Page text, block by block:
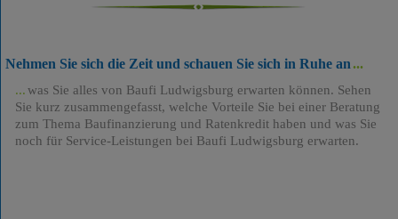
Nehmen Sie sich die Zeit und schauen Sie sich in Ruhe an
was Sie alles von Baufi Ludwigsburg erwarten können. Sehen
Sie kurz zusammengefasst, welche Vorteile Sie bei einer Beratung
zum Thema Baufinanzierung und Ratenkredit haben und was Sie
noch für Service-Leistungen bei Baufi Ludwigsburg erwarten.